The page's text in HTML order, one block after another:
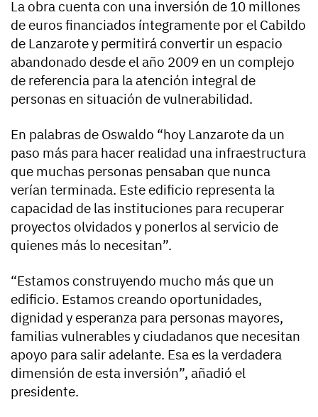
La obra cuenta con una inversión de 10 millones
de euros financiados íntegramente por el Cabildo
de Lanzarote y permitirá convertir un espacio
abandonado desde el año 2009 en un complejo
de referencia para la atención integral de
personas en situación de vulnerabilidad.
En palabras de Oswaldo “hoy Lanzarote da un
paso más para hacer realidad una infraestructura
que muchas personas pensaban que nunca
verían terminada. Este edificio representa la
capacidad de las instituciones para recuperar
proyectos olvidados y ponerlos al servicio de
quienes más lo necesitan”.
“Estamos construyendo mucho más que un
edificio. Estamos creando oportunidades,
dignidad y esperanza para personas mayores,
familias vulnerables y ciudadanos que necesitan
apoyo para salir adelante. Esa es la verdadera
dimensión de esta inversión”, añadió el
presidente.